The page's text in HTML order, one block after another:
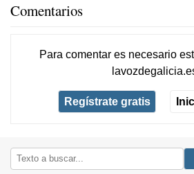
Comentarios
Para comentar es necesario
Regístrate gratis